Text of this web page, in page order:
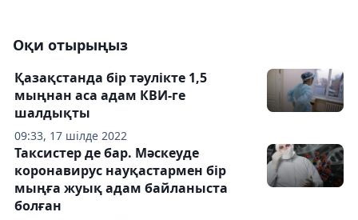
Оқи отырыңыз
09:33, 17 шілде 2022
Қазақстанда бір тәулікте 1,5
мыңнан аса адам КВИ-ге
шалдықты
Таксистер де бар. Мәскеуде
коронавирус науқастармен бір
мыңға жуық адам байланыста
болған